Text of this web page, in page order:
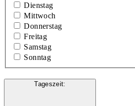
Dienstag
Mittwoch
Donnerstag
Freitag
Samstag
Sonntag
Tageszeit: